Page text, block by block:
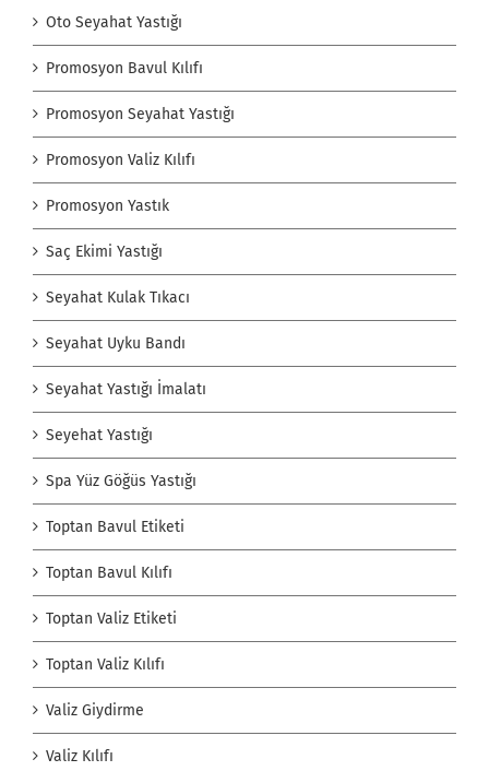
Oto Seyahat Yastığı
Promosyon Bavul Kılıfı
Promosyon Seyahat Yastığı
Promosyon Valiz Kılıfı
Promosyon Yastık
Saç Ekimi Yastığı
Seyahat Kulak Tıkacı
Seyahat Uyku Bandı
Seyahat Yastığı İmalatı
Seyehat Yastığı
Spa Yüz Göğüs Yastığı
Toptan Bavul Etiketi
Toptan Bavul Kılıfı
Toptan Valiz Etiketi
Toptan Valiz Kılıfı
Valiz Giydirme
Valiz Kılıfı